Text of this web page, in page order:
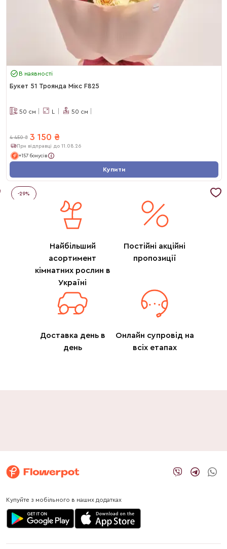
В наявності
Букет 51 Троянда Мікс F825
50 см L 50 см
4 450 ₴ 3 150 ₴
При відправці до 11.08.26
+157 бонусів
Купити
-29%
Найбільший
асортимент
кімнатних рослин в
Україні
Постійні акційні
пропозиції
Доставка день в
день
Онлайн супровід на
всіх етапах
Купуйте з мобільного в наших додатках